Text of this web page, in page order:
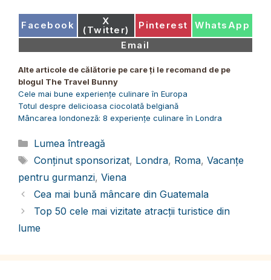
Share
Facebook Share
on
X
(Twitter) Share
Pinterest Share
WhatsApp
Share
on
Email
Alte articole de călătorie pe care ți le recomand de pe
blogul The Travel Bunny
Cele mai bune experiențe culinare în Europa
Totul despre delicioasa ciocolată belgiană
Mâncarea londoneză: 8 experiențe culinare în Londra
Categorii
Lumea întreagă
Etichete
Conținut sponsorizat, Londra, Roma, Vacanțe
pentru gurmanzi, Viena
Cea mai bună mâncare din Guatemala
Top 50 cele mai vizitate atracții turistice din
lume